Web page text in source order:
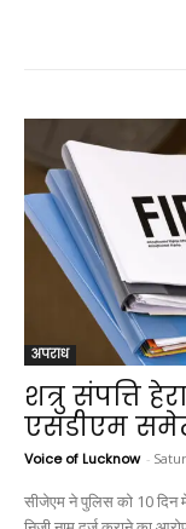
अपराध
शत्रु संपत्ति
एसडीएम
Voice of Lucknow -
सीजेएम ने पुलिस को 10 दिन